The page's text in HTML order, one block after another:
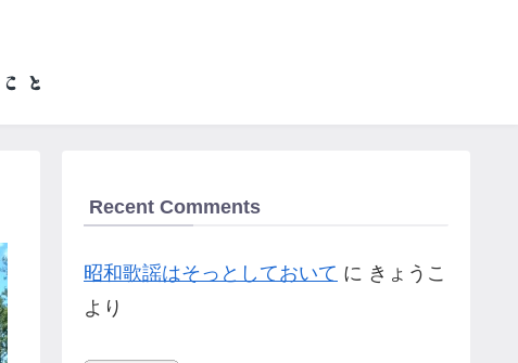
Recent Comments
昭和歌謡はそっとしておいて に きょうこ
より